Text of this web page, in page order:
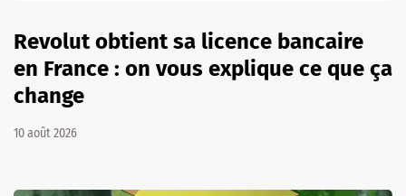
Revolut obtient sa licence bancaire
en France : on vous explique ce que ça
change
10 août 2026